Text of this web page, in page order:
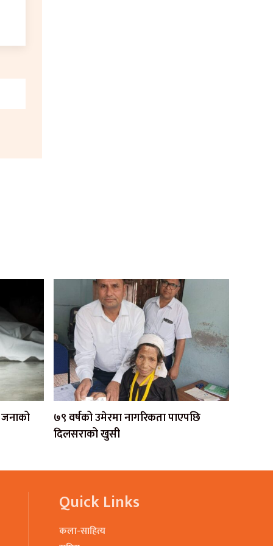
७९ वर्षको उमेरमा नागरिकता पाएपछि
दिलसराको खुसी
Quick Links
कला-साहित्य